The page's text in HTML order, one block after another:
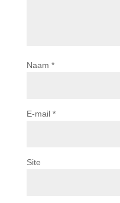
Naam *
E-mail *
Site